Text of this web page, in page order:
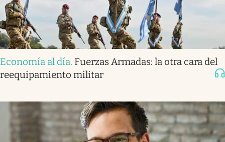
Economía al día. Fuerzas Armadas: la otra cara del
reequipamiento militar